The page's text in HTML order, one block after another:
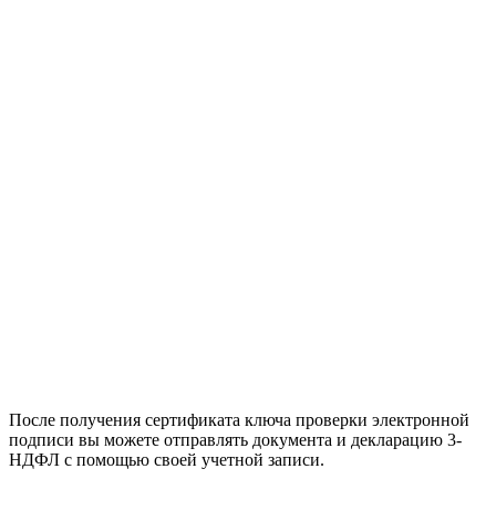
После получения сертификата ключа проверки электронной
подписи вы можете отправлять документа и декларацию 3-
НДФЛ с помощью своей учетной записи.